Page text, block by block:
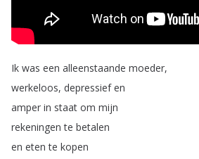
Ik was een alleenstaande moeder,
werkeloos, depressief en
amper in staat om mijn
rekeningen te betalen
en eten te kopen